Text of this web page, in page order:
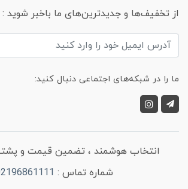
از تخفیف‌ها و جدیدترین‌های ما باخبر شوید :
ما را در شبکه‌های اجتماعی دنبال کنید:
انتخاب هوشمند ، تضمین قیمت و
شماره تماس :